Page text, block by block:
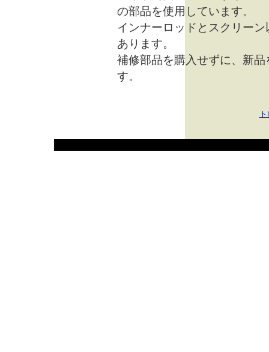
の部品を使用しています。
インナーロッドとスクリー
あります。
補修部品を購入せずに、新
す。